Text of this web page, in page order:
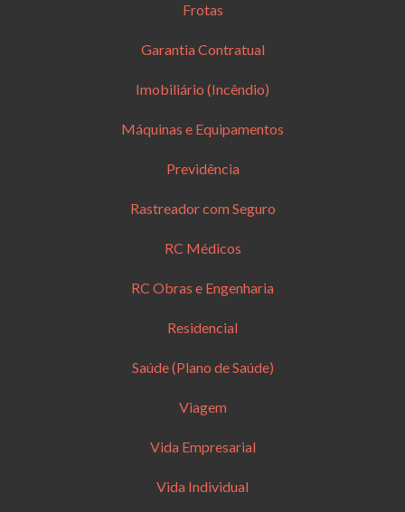
Frotas
Garantia Contratual
Imobiliário (Incêndio)
Máquinas e Equipamentos
Previdência
Rastreador com Seguro
RC Médicos
RC Obras e Engenharia
Residencial
Saúde (Plano de Saúde)
Viagem
Vida Empresarial
Vida Individual